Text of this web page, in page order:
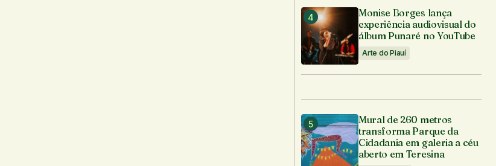
Monise Borges lança
experiência audiovisual do
álbum Punaré no YouTube
Arte do Piauí
Mural de 260 metros
transforma Parque da
Cidadania em galeria a céu
aberto em Teresina